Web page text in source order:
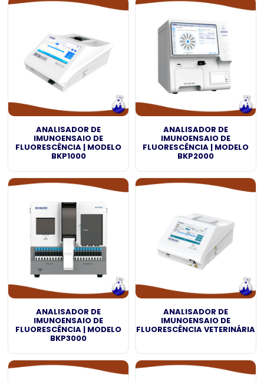
ANALISADOR DE
IMUNOENSAIO DE
FLUORESCÊNCIA | MODELO
BKP1000
ANALISADOR DE
IMUNOENSAIO DE
FLUORESCÊNCIA | MODELO
BKP2000
ANALISADOR DE
IMUNOENSAIO DE
FLUORESCÊNCIA | MODELO
BKP3000
ANALISADOR DE
IMUNOENSAIO DE
FLUORESCÊNCIA VETERINÁRIA